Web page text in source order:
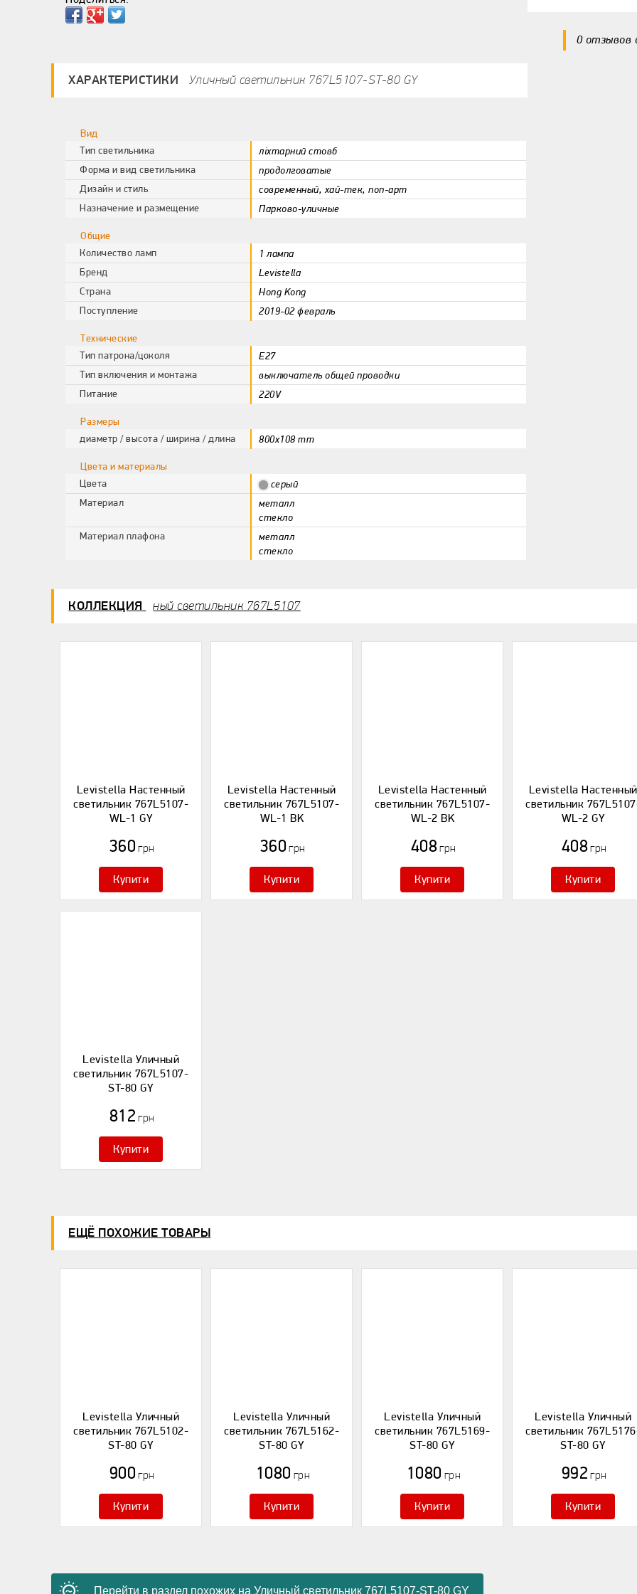
ХАРАКТЕРИСТИКИ Уличный светильник 767L5107-ST-80 GY
Вид
Тип светильника
ліхтарний стовб
Форма и вид светильника продолговатые
Дизайн и стиль современный, хай-тек, поп-арт
Назначение и размещение Парково-уличные
Общие
Количество ламп
1 лампа
Бренд Levistella
Страна Hong Kong
Поступление 2019-02 февраль
Технические
Тип патрона/цоколя
E27
Тип включения и монтажа выключатель общей проводки
Питание 220V
Размеры
диаметр / высота / ширина / длина
800x108 mm
Цвета и материалы
Цвета
серый
Материал
металл
стекло
Материал плафона
металл
стекло
0 отзывов
КОЛЛЕКЦИЯ ный светильник 767L5107
Levistella Настенный
светильник 767L5107-
WL-1 GY
360 грн
Купити
Levistella Настенный
светильник 767L5107-
WL-1 BK
360 грн
Купити
Levistella Настенный
светильник 767L5107-
WL-2 BK
408грн
Купити
Levistella Настенный
светильник
WL-2 GY
408грн
Купити
Levistella Уличный
светильник 767L5107-
ST-80 GY
812 грн
Купити
ЕЩЁ ПОХОЖИЕ ТОВАРЫ
Levistella Уличный
светильник 767L5102-
ST-80 GY
900 грн
Купити
Levistella Уличный
светильник 767L5162-
ST-80 GY
1080 грн
Купити
Levistella Уличный
светильник 767L5169-
ST-80 GY
1080 грн
Купити
Levistella Уличный
светильник
ST-80 GY
992 грн
Купити
Перейти в раздел похожих на Уличный светильник 767L5107-ST-80 GY